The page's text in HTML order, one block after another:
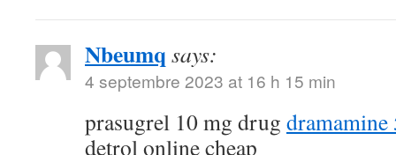
Nbeumq says:
4 septembre 2023 at 16 h 15 min
prasugrel 10 mg drug dramamine
detrol online cheap